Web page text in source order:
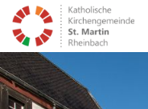
Zum Inhalt springen